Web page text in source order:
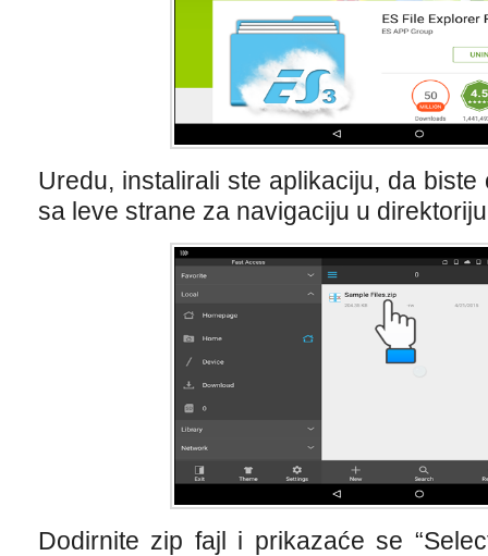
Uredu, instalirali ste aplikaciju, da
sa leve strane za navigaciju u
Dodirnite zip fajl i prikazaće se